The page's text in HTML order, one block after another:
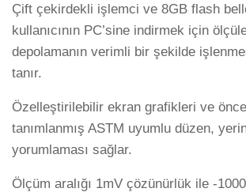
Çift çekirdekli işlemci ve 8GB flash
kullanıcının PC’sine indirmek için
depolamanın verimli bir şekilde
tanır.
Özelleştirilebilir ekran grafikleri ve
tanımlanmış ASTM uyumlu düzen,
yorumlaması sağlar.
Ölçüm aralığı 1mV çözünürlük ile -